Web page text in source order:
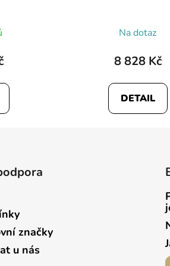
Na dotaz
8 828 Kč
DETAIL
značky
u nás